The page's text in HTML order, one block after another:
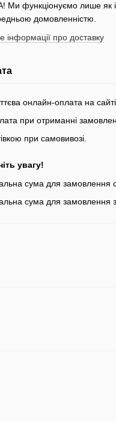
Ми функціонуємо лише як
домовленністю.
інформації про доставку
онлайн-оплата на
при отриманні
при самовивозі.
увагу!
сума для замовлення
сума для замовлення